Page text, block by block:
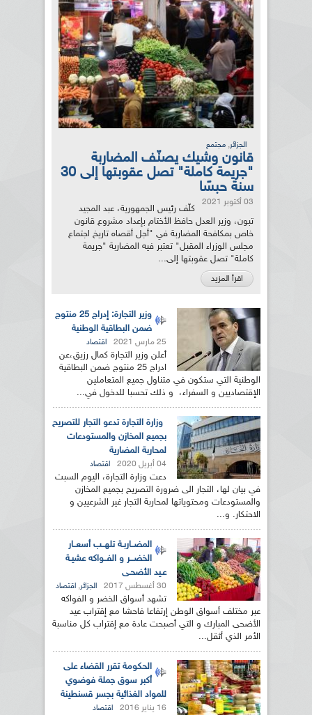
الجزائر, مجتمع
قانون وشيك يصنّف المضاربة
"جريمة كاملة" تصل عقوبتها إلى 30
سنة حبسًا
03 أكتوبر 2021
كلّف رئيس الجمهورية، عبد المجيد
تبون، وزير العدل حافظ الأختام بإعداد مشروع قانون
خاص بمكافحة المضاربة في "أجل أقصاه تاريخ اجتماع
مجلس الوزراء المقبل" تعتبر فيه المضاربة "جريمة
كاملة" تصل عقوبتها إلى...
اقرأ المزيد
وزير التجارة: إدراج 25 منتوج
ضمن البطاقية الوطنية
25 مارس 2021 اقتصاد
أعلن وزير التجارة كمال رزيق،عن
ادراج 25 منتوج ضمن البطاقية
الوطنية التي ستكون في متناول جميع المتعاملين
الإقتصاديين و السفراء، و ذلك تحسبا للدخول في...
وزارة التجارة تدعو التجار للتصريح
بجميع المخازن والمستودعات
لمحاربة المضارية
04 أبريل 2020 اقتصاد
دعت وزارة التجارة، اليوم السبت
في بيان لها، التجار الى ضرورة التصريح بجميع المخازن
والمستودعات ومحتوياتها لمحاربة التجار غير الشرعيين و
الاحتكار. و...
المضــاربـة تلهــب أسعــار
الخضـــر و الفــواكه عشيـة
عـيد الأضحـى
30 أغسطس 2017 الجزائر, اقتصاد
تشهد أسواق الخضر و الفواكه
عبر مختلف أسواق الوطن إرتفاعا فاحشا مع إقتراب عيد
الأضحى المبارك و التي أصبحت عادة مع إقتراب كل مناسبة
الأمر الذي أثقل...
الحكومة تقرر القضاء على
أكبر سوق جملة فوضوي
للمواد الغذائية بجسر قسنطينة
16 يناير 2016 اقتصاد